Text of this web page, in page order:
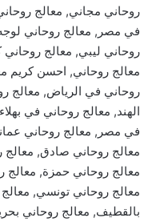
روحاني مجاني, معالج
في مصر, معالج روحاني لوجه
روحاني ليبي, معالج
معالج روحاني, احسن كريم
روحاني في الرياض, معالج
الهند, معالج روحاني في
في مصر, معالج روحاني
معالج روحاني صادق,
معالج روحاني حمزة, معالج
معالج روحاني تونسي,
بالقطيف, معالج روحاني